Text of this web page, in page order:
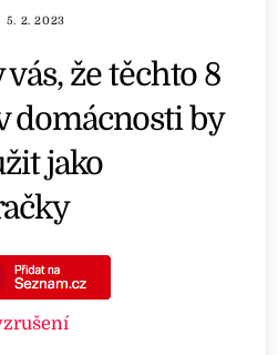
5. 2. 2023
že těchto 8
domácnosti by
jako